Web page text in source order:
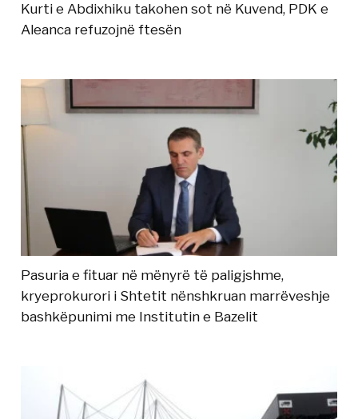
Kurti e Abdixhiku takohen sot në Kuvend, PDK e
Aleanca refuzojnë ftesën
Pasuria e fituar në mënyrë të paligjshme,
kryeprokurori i Shtetit nënshkruan marrëveshje
bashkëpunimi me Institutin e Bazelit